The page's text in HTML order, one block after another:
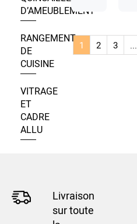
D’AMEUBLEMENT
RANGEMENT
DE
CUISINE
VITRAGE
ET
CADRE
ALLU
1 2 3 ...
Livraison
sur toute